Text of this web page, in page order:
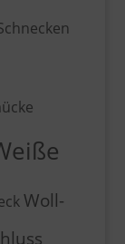
Woll-